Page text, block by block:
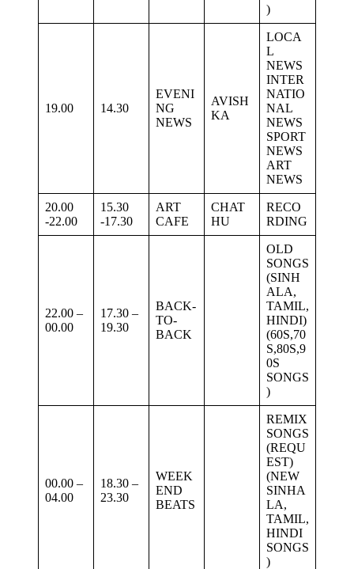
)
19.00 14.30
EVENI
NG
NEWS
AVISH
KA
LOCA
L
NEWS
INTER
NATIO
NAL
NEWS
SPORT
NEWS
ART
NEWS
20.00
-22.00
15.30
-17.30
ART
CAFE
CHAT
HU
RECO
RDING
22.00 –
00.00
17.30 –
19.30
BACK-
TO-
BACK
OLD
SONGS
(SINH
ALA,
TAMIL,
HINDI)
(60S,70
S,80S,9
0S
SONGS
)
00.00 –
04.00
18.30 –
23.30
WEEK
END
BEATS
REMIX
SONGS
(REQU
EST)
(NEW
SINHA
LA,
TAMIL,
HINDI
SONGS
)